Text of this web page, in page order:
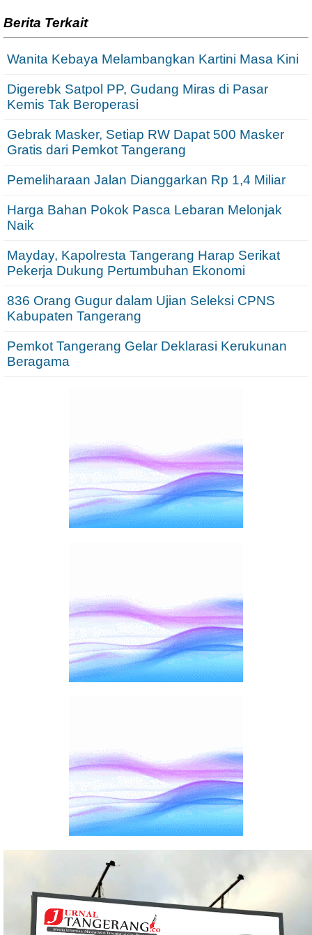
Berita Terkait
Wanita Kebaya Melambangkan Kartini Masa Kini
Digerebk Satpol PP, Gudang Miras di Pasar
Kemis Tak Beroperasi
Gebrak Masker, Setiap RW Dapat 500 Masker
Gratis dari Pemkot Tangerang
Pemeliharaan Jalan Dianggarkan Rp 1,4 Miliar
Harga Bahan Pokok Pasca Lebaran Melonjak
Naik
Mayday, Kapolresta Tangerang Harap Serikat
Pekerja Dukung Pertumbuhan Ekonomi
836 Orang Gugur dalam Ujian Seleksi CPNS
Kabupaten Tangerang
Pemkot Tangerang Gelar Deklarasi Kerukunan
Beragama